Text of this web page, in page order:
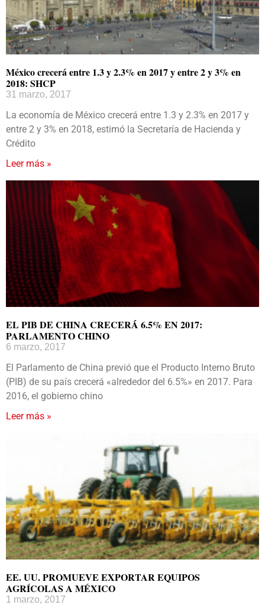
México crecerá entre 1.3 y 2.3% en 2017 y entre 2 y 3% en
2018: SHCP
31 marzo, 2017
La economía de México crecerá entre 1.3 y 2.3% en 2017 y
entre 2 y 3% en 2018, estimó la Secretaría de Hacienda y
Crédito
Leer más »
EL PIB DE CHINA CRECERÁ 6.5% EN 2017:
PARLAMENTO CHINO
6 marzo, 2017
El Parlamento de China previó que el Producto Interno Bruto
(PIB) de su país crecerá «alrededor del 6.5%» en 2017. Para
2016, el gobierno chino
Leer más »
EE. UU. PROMUEVE EXPORTAR EQUIPOS
AGRÍCOLAS A MÉXICO
1 marzo, 2017